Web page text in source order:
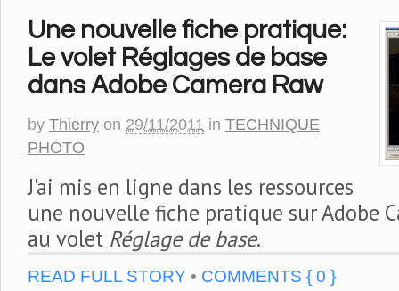
Une nouvelle fiche pratique:
Le volet Réglages de base
dans Adobe Camera Raw
by Thierry on 29/11/2011 in TECHNIQUE
PHOTO
J'ai mis en ligne dans les ressources
une nouvelle fiche pratique sur Adobe
au volet Réglage de base.
READ FULL STORY • COMMENTS { 0 }